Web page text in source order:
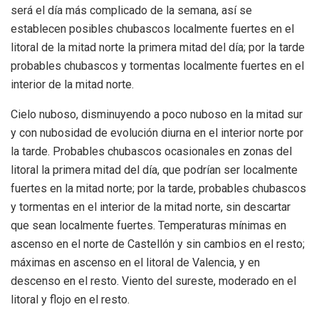
será el día más complicado de la semana, así se
establecen posibles chubascos localmente fuertes en el
litoral de la mitad norte la primera mitad del día; por la tarde
probables chubascos y tormentas localmente fuertes en el
interior de la mitad norte.
Cielo nuboso, disminuyendo a poco nuboso en la mitad sur
y con nubosidad de evolución diurna en el interior norte por
la tarde. Probables chubascos ocasionales en zonas del
litoral la primera mitad del día, que podrían ser localmente
fuertes en la mitad norte; por la tarde, probables chubascos
y tormentas en el interior de la mitad norte, sin descartar
que sean localmente fuertes. Temperaturas mínimas en
ascenso en el norte de Castellón y sin cambios en el resto;
máximas en ascenso en el litoral de Valencia, y en
descenso en el resto. Viento del sureste, moderado en el
litoral y flojo en el resto.